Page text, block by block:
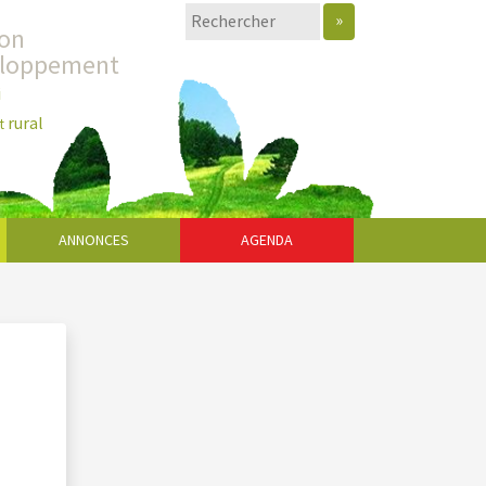
»
rural
ANNONCES AGENDA